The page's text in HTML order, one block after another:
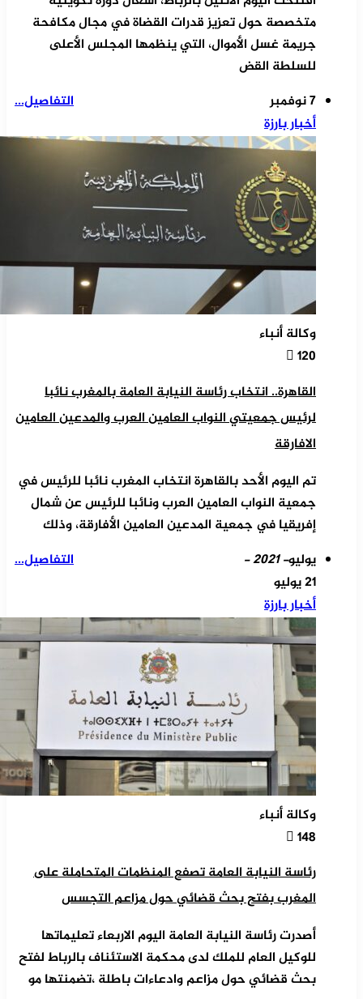
متخصصة حول تعزيز قدرات القضاة في مجال مكافحة
جريمة غسل الأموال، التي ينظمها المجلس الأعلى
للسلطة القض
التفاصيل...
7 نوفمبر
أخبار بارزة
وكالة أنباء
120
القاهرة.. انتخاب رئاسة النيابة العامة بالمغرب نائبا
لرئيس جمعيتي النواب العامين العرب والمدعين العامين
الافارقة
تم اليوم الأحد بالقاهرة انتخاب المغرب نائبا للرئيس في
جمعية النواب العامين العرب ونائبا للرئيس عن شمال
إفريقيا في جمعية المدعين العامين الأفارقة، وذلك
التفاصيل...
يوليو- 2021 -
21 يوليو
أخبار بارزة
وكالة أنباء
148
رئاسة النيابة العامة تصفع المنظمات المتحاملة على
المغرب بفتح بحث قضائي حول مزاعم التجسس
أصدرت رئاسة النيابة العامة اليوم الاربعاء تعليماتها
للوكيل العام للملك لدى محكمة الاستئناف بالرباط لفتح
بحث قضائي حول مزاعم وادعاءات باطلة ،تضمنتها مو